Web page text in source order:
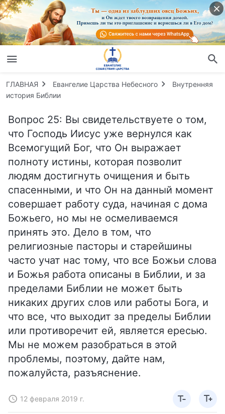
ГЛАВНАЯ Евангелие Царства Небесного
Внутренняя
история Библии
Вопрос 25: Вы свидетельствуете о том,
что Господь Иисус уже вернулся как
Всемогущий Бог, что Он выражает
полноту истины, которая позволит
людям достигнуть очищения и быть
спасенными, и что Он на данный момент
совершает работу суда, начиная с дома
Божьего, но мы не осмеливаемся
принять это. Дело в том, что
религиозные пасторы и старейшины
часто учат нас тому, что все Божьи слова
и Божья работа описаны в Библии, и за
пределами Библии не может быть
никаких других слов или работы Бога, и
что все, что выходит за пределы Библии
или противоречит ей, является ересью.
Мы не можем разобраться в этой
проблемы, поэтому, дайте нам,
пожалуйста, разъяснение.
12 февраля 2019 г.